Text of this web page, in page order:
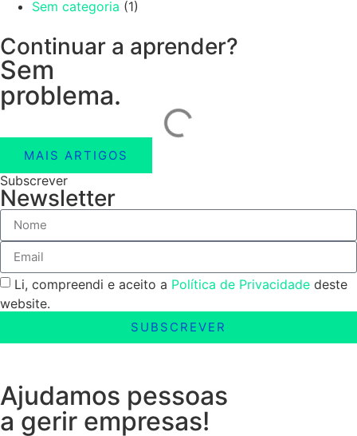
Sem categoria (1)
Continuar a aprender?
Sem
problema.
MAIS ARTIGOS
Subscrever
Newsletter
Li, compreendi e aceito a Política de Privacidade deste
website.
SUBSCREVER
Ajudamos pessoas
a gerir empresas!